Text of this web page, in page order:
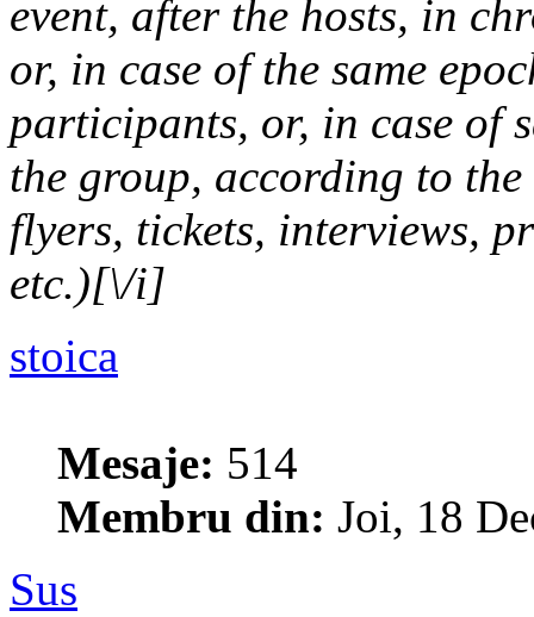
event, after the hosts, in
or, in case of the same
participants, or, in case of
the group, according to
flyers, tickets, interviews,
etc.)[\/i]
stoica
Mesaje: 514
Membru din: Joi, 18
Sus